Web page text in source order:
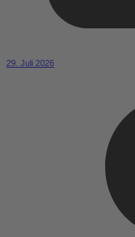
29. Juli 2026